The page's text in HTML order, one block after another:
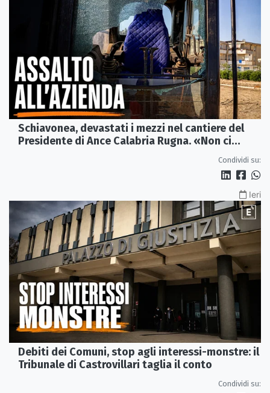
Schiavonea, devastati i mezzi nel cantiere del
Presidente di Ance Calabria Rugna. «Non ci
Condividi su:
Ieri
Debiti dei Comuni, stop agli interessi-monstre: il
Tribunale di Castrovillari taglia il conto
Condividi su: